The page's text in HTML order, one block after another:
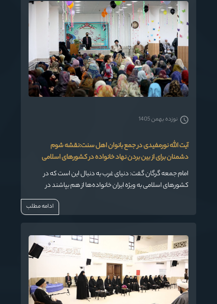
آیت الله نورمفیدی در جمع بانوان اهل سنت:نقشه شوم
دشمنان برای از بین بردن نهاد خانواده در کشورهای اسلامی
امام جمعه گرگان گفت: دنیای غرب به دنبال این است که در
کشورهای اسلامی به ویژه ایران خانواده‌ها از هم بپاشند در
حالیکه خداوند غیر از این را می‌خواهد. خدای متعال تاکید می‌کند
که خانواده‌ها بنیادش مستحکم و روابط خانوادگی براساس
نوزده بهمن 1405
ادامه مطلب